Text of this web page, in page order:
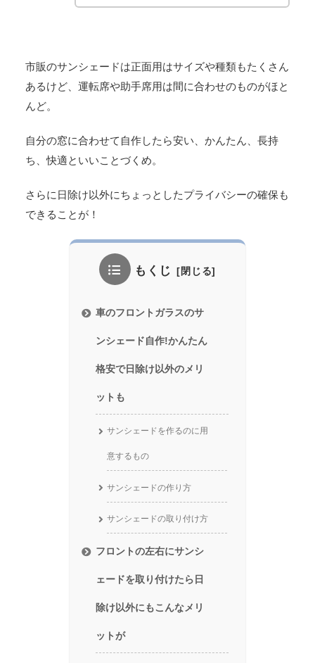
市販のサンシェードは正面用はサイズや種類もたくさん
あるけど、運転席や助手席用は間に合わせのものがほと
んど。
自分の窓に合わせて自作したら安い、かんたん、長持
ち、快適といいことづくめ。
さらに日除け以外にちょっとしたプライバシーの確保も
できることが！
もくじ
車のフロントガラスのサ
ンシェード自作!かんたん
格安で日除け以外のメリ
ットも
サンシェードを作るのに用
意するもの
サンシェードの作り方
サンシェードの取り付け方
フロントの左右にサンシ
ェードを取り付けたら日
除け以外にもこんなメリ
ットが